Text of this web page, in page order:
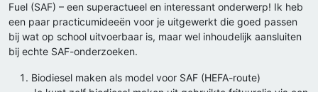
Fuel (SAF) – een superactueel en interessant onderwerp! Ik heb
een paar practicumideeën voor je uitgewerkt die goed passen
bij wat op school uitvoerbaar is, maar wel inhoudelijk aansluiten
bij echte SAF-onderzoeken.
Biodiesel maken als model voor SAF (HEFA-route)